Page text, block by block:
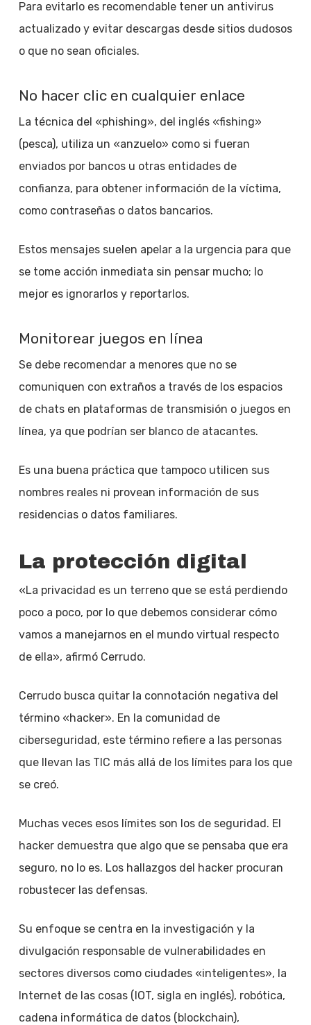
Para evitarlo es recomendable tener un antivirus
actualizado y evitar descargas desde sitios dudosos
o que no sean oficiales.
No hacer clic en cualquier enlace
La técnica del «phishing», del inglés «fishing»
(pesca), utiliza un «anzuelo» como si fueran
enviados por bancos u otras entidades de
confianza, para obtener información de la víctima,
como contraseñas o datos bancarios.
Estos mensajes suelen apelar a la urgencia para que
se tome acción inmediata sin pensar mucho; lo
mejor es ignorarlos y reportarlos.
Monitorear juegos en línea
Se debe recomendar a menores que no se
comuniquen con extraños a través de los espacios
de chats en plataformas de transmisión o juegos en
línea, ya que podrían ser blanco de atacantes.
Es una buena práctica que tampoco utilicen sus
nombres reales ni provean información de sus
residencias o datos familiares.
La protección digital
«La privacidad es un terreno que se está perdiendo
poco a poco, por lo que debemos considerar cómo
vamos a manejarnos en el mundo virtual respecto
de ella», afirmó Cerrudo.
Cerrudo busca quitar la connotación negativa del
término «hacker». En la comunidad de
ciberseguridad, este término refiere a las personas
que llevan las TIC más allá de los límites para los que
se creó.
Muchas veces esos límites son los de seguridad. El
hacker demuestra que algo que se pensaba que era
seguro, no lo es. Los hallazgos del hacker procuran
robustecer las defensas.
Su enfoque se centra en la investigación y la
divulgación responsable de vulnerabilidades en
sectores diversos como ciudades «inteligentes», la
Internet de las cosas (IOT, sigla en inglés), robótica,
cadena informática de datos (blockchain),